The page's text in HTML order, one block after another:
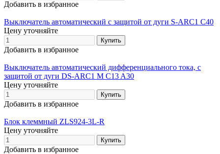
Добавить в избранное
Выключатель автоматический с защитой от дуги S-ARC1 C40
Цену уточняйте
Добавить в избранное
Выключатель автоматический дифференциального тока, с
защитой от дуги DS-ARC1 M C13 A30
Цену уточняйте
Добавить в избранное
Блок клеммный ZLS924-3L-R
Цену уточняйте
Добавить в избранное